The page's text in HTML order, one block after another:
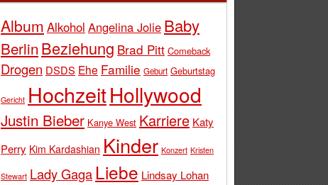
Album Alkohol Angelina Jolie Baby
Berlin Beziehung Brad Pitt Comeback
Drogen DSDS Ehe Familie Geburt Geburtstag
Gericht HochzeitHollywood
Justin Bieber Kanye West Karriere Katy
Perry Kim Kardashian Kinder Konzert Kristen
Stewart Lady Gaga Liebe Lindsay Lohan